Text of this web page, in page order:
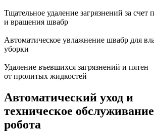
Тщательное удаление загрязнений за счет
и вращения швабр
Автоматическое увлажнение швабр для
уборки
Удаление въевшихся загрязнений и пятен
от пролитых жидкостей
Автоматический уход и
техническое обслуживание
робота